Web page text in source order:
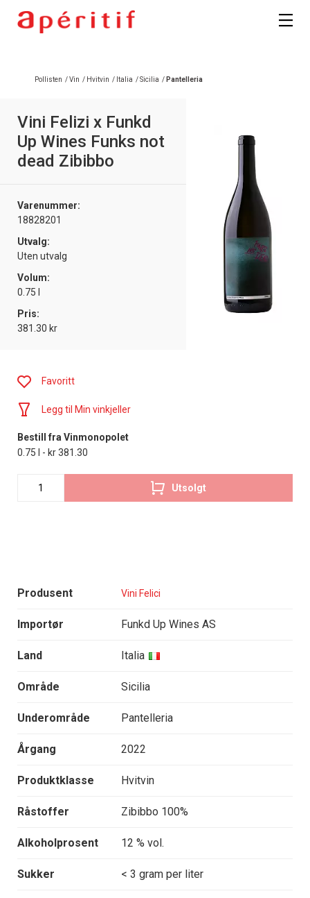
Pollisten /Vin / Hvitvin / Italia /Sicilia / Pantelleria
Vini Felizi x Funkd
Up Wines Funks not
dead Zibibbo
Varenummer:
18828201
Utvalg:
Uten utvalg
Volum:
0.75 l
Pris:
381.30 kr
Produsent Vini Felici
Importør Funkd Up Wines AS
Land Italia
Område Sicilia
Underområde Pantelleria
Årgang 2022
Produktklasse Hvitvin
Råstoffer Zibibbo 100%
Alkoholprosent 12 % vol.
Sukker < 3 gram per liter
Favoritt
Legg til Min vinkjeller
Bestill fra Vinmonopolet
0.75 l - kr 381.30
Utsolgt